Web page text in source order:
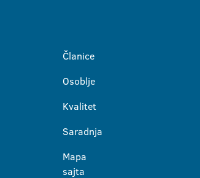
Članice
Osoblje
Kvalitet
Saradnja
Mapa
sajta